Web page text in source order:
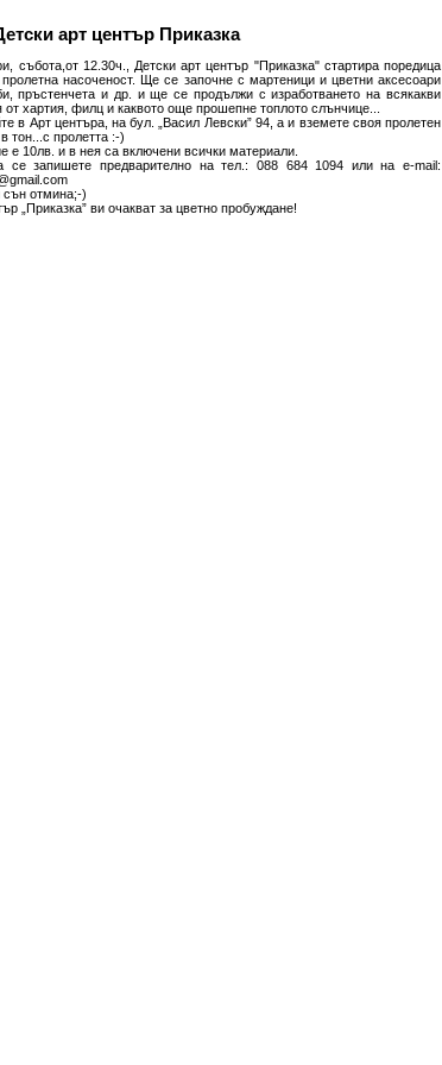
арт център Приказка
събота,от 12.30ч., Детски арт център "Приказка" стартира поредица
насоченост. Ще се започне с мартеници и цветни аксесоари
пръстенчета и др. и ще се продължи с изработването на всякакви
от хартия, филц и каквото още прошепне топлото слънчице...
в Арт центъра, на бул. „Васил Левски” 94, а и вземете своя пролетен
тон...с пролетта :-)
е 10лв. и в нея са включени всички материали.
се запишете предварително на тел.: 088 684 1094 или на e-mail:
сън отмина;-)
„Приказка” ви очакват за цветно пробуждане!